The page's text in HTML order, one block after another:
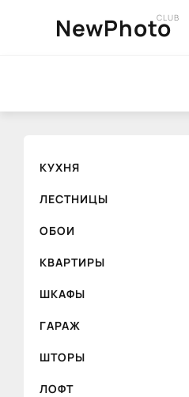
NewPhoto
CLUB
КУХНЯ
ЛЕСТНИЦЫ
ОБОИ
КВАРТИРЫ
ШКАФЫ
ГАРАЖ
ШТОРЫ
ЛОФТ